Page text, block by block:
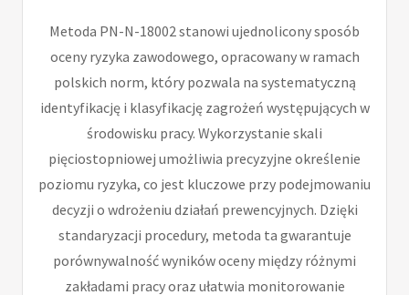
Metoda PN-N-18002 stanowi ujednolicony sposób
oceny ryzyka zawodowego, opracowany w ramach
polskich norm, który pozwala na systematyczną
identyfikację i klasyfikację zagrożeń występujących w
środowisku pracy. Wykorzystanie skali
pięciostopniowej umożliwia precyzyjne określenie
poziomu ryzyka, co jest kluczowe przy podejmowaniu
decyzji o wdrożeniu działań prewencyjnych. Dzięki
standaryzacji procedury, metoda ta gwarantuje
porównywalność wyników oceny między różnymi
zakładami pracy oraz ułatwia monitorowanie